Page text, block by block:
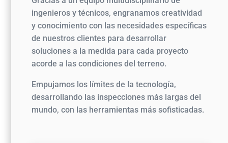
ingenieros y técnicos, engranamos creatividad
y conocimiento con las necesidades específicas
de nuestros clientes para desarrollar
soluciones a la medida para cada proyecto
acorde a las condiciones del terreno.
Empujamos los límites de la tecnología,
desarrollando las inspecciones más largas del
mundo, con las herramientas más sofisticadas.